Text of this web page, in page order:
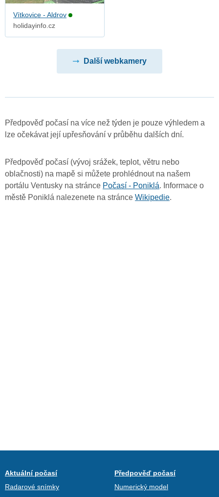
Vítkovice - Aldrov
holidayinfo.cz
Další webkamery
Předpověď počasí na více než týden je pouze výhledem a
lze očekávat její upřesňování v průběhu dalších dní.
Předpověď počasí (vývoj srážek, teplot, větru nebo
oblačnosti) na mapě si můžete prohlédnout na našem
portálu Ventusky na stránce Počasí - Poniklá. Informace o
městě Poniklá nalezenete na stránce Wikipedie.
Aktuální počasí
Radarové snímky
Předpověď počasí
Numerický model